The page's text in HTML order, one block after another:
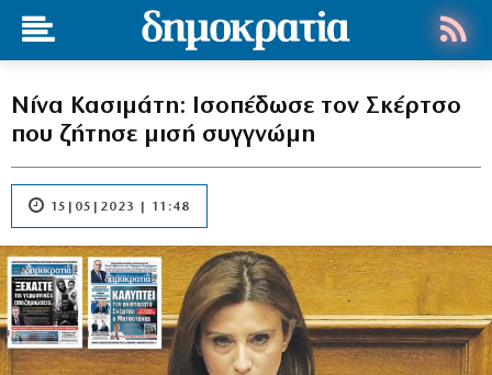
Νίνα Κασιμάτη: Ισοπέδωσε τον Σκέρτσο
που ζήτησε μισή συγγνώμη
15|05|2023 | 11:48